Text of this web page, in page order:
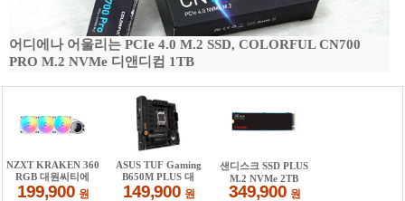
어디에나 어울리는 PCIe 4.0 M.2 SSD, COLORFUL CN700
PRO M.2 NVMe 디앤디컴 1TB